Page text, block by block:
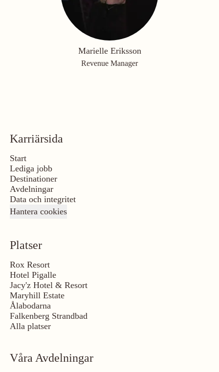
Marielle Eriksson
Revenue Manager
Karriärsida
Start
Lediga jobb
Destinationer
Avdelningar
Data och integritet
Hantera cookies
Platser
Rox Resort
Hotel Pigalle
Jacy'z Hotel & Resort
Maryhill Estate
Ålabodarna
Falkenberg Strandbad
Alla platser
Våra Avdelningar